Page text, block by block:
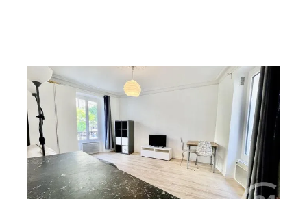
PARIS 75016
49 m
, 2 pièces
Ref : 11202
Appartement F1 à vendre
450 000 €